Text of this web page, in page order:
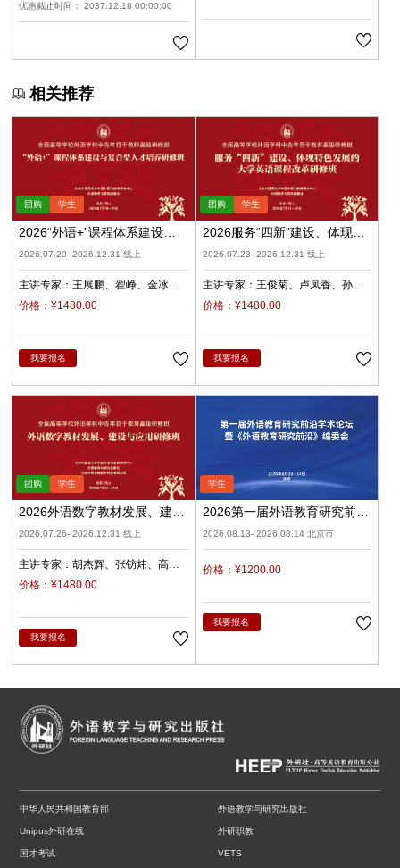
优惠截止时间： 2037.12.18 00:00:00
相关推荐
2026“外语+”课程体系建设与
复合型人才培养（录播）
2026.07.20- 2026.12.31 线上
主讲专家：王展鹏 翟峥
金冰
张清
杨天娲
价格：¥1480.00
我要报名
2026服务“四新”建设、体现特
色发展的大学英语课程改革
2026.07.23- 2026.12.31 线上
主讲专家： 王俊菊 卢凤香
孙
瑜
柳睿
价格：¥1480.00
我要报名
2026外语数字教材发展、建设
与应用（录播）
2026.07.26- 2026.12.31 线上
主讲专家：胡杰辉 张钫炜
高
原
陈静 陈琛
价格：¥1480.00
我要报名
2026第一届外语教育研究前沿
学术论坛暨《外语教育研究前
2026.08.13- 2026.08.14 北京市
价格：¥1200.00
我要报名
中华人民共和国教育部 外语教学与研究出版社
Unipus外研在线 外研职教
国才考试 VETS